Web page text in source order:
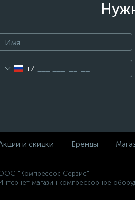
+7
и скидки Бренды
"Компрессор Сервис"
магазин компрессорное